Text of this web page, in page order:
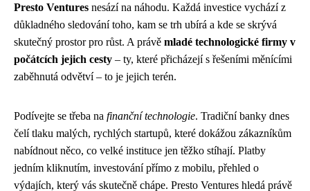
Presto Ventures nesází na náhodu. Každá investice vychází z
důkladného sledování toho, kam se trh ubírá a kde se skrývá
skutečný prostor pro růst. A právě mladé technologické firmy v
počátcích jejich cesty – ty, které přicházejí s řešeními měnícími
zaběhnutá odvětví – to je jejich terén.
Podívejte se třeba na finanční technologie. Tradiční banky dnes
čelí tlaku malých, rychlých startupů, které dokážou zákazníkům
nabídnout něco, co velké instituce jen těžko stíhají. Platby
jedním kliknutím, investování přímo z mobilu, přehled o
výdajích, který vás skutečně chápe. Presto Ventures hledá právě